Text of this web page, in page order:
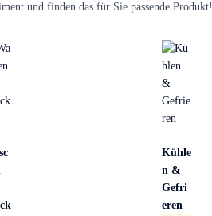
und finden das für Sie passende Produkt!
Kühle
n &
Gefri
eren